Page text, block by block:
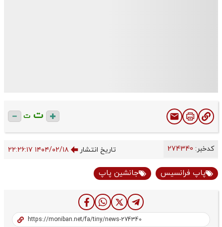
ت ت
کدخبر: تاریخ انتشار ۱۴۰۴/۰۲/۱۸ ۲۲:۲۶:۱۷
پاپ فرانسیس جانشین پاپ